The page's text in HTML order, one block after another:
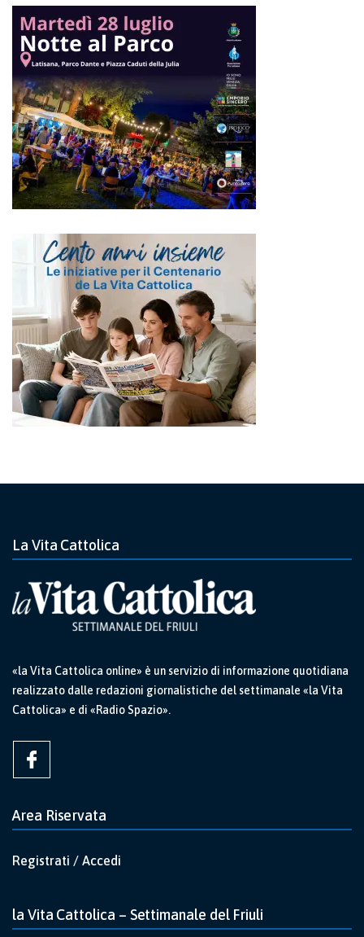
La Vita Cattolica
«la Vita Cattolica online» è un servizio di informazione quotidiana
realizzato dalle redazioni giornalistiche del settimanale «la Vita
Cattolica» e di «Radio Spazio».
Area Riservata
Registrati / Accedi
la Vita Cattolica – Settimanale del Friuli